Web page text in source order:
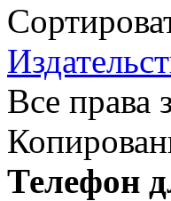
Все
Телефон